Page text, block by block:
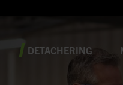
DETACHERING